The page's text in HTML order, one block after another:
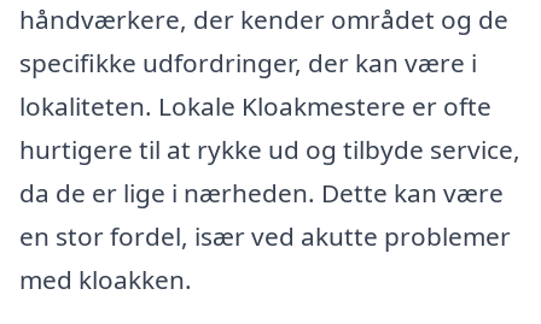
håndværkere, der kender området og de
specifikke udfordringer, der kan være i
lokaliteten. Lokale Kloakmestere er ofte
hurtigere til at rykke ud og tilbyde service,
da de er lige i nærheden. Dette kan være
en stor fordel, især ved akutte problemer
med kloakken.